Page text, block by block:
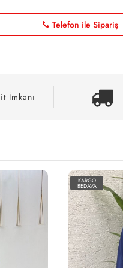
Telefon ile Sipariş
İmkanı
KARGO
BEDAVA